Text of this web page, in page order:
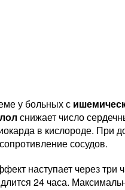
у больных с
снижает число
в кислороде. При
сосудов.
наступает через
24 часа.